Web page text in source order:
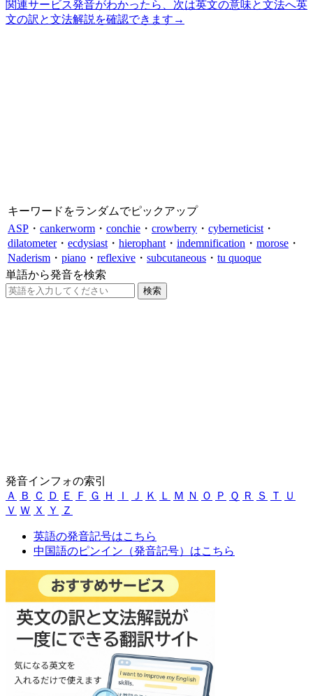
関連サービス発音がわかったら、次は英文の意味と文法へ英
文の訳と文法解説を確認できます →
キーワードをランダムでピックアップ
ASP ・ cankerworm ・ conchie ・ crowberry ・ cyberneticist ・
dilatometer・ ecdysiast ・ hierophant ・ indemnification ・ morose ・
Naderism ・ piano ・ reflexive ・ subcutaneous ・ tu quoque
単語から発音を検索
発音インフォの索引
Ａ
Ｂ Ｃ Ｄ Ｅ Ｆ Ｇ Ｈ Ｉ Ｊ Ｋ Ｌ Ｍ Ｎ Ｏ Ｐ Ｑ Ｒ Ｓ Ｔ
Ｕ
Ｖ Ｗ Ｘ Ｙ Ｚ
英語の発音記号はこちら
中国語のピンイン（発音記号）はこちら